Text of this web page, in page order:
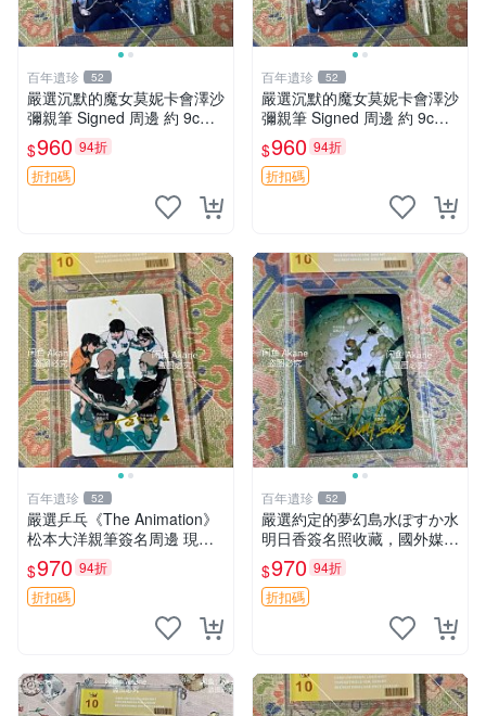
百年遺珍 52
嚴選沉默的魔女莫妮卡會澤沙
彌親筆 Signed 周邊 約 9cm×
9cm 現代收藏熱潮推薦 沉默
的魔女 莫妮卡 會澤沙彌 簽名
周邊 收藏照片 限量珍藏
$960 94折
折扣碼
百年遺珍 52
嚴選沉默的魔女莫妮卡會澤沙
彌親筆 Signed 周邊 約 9cm×
9cm 現代收藏熱潮推薦 沉默
的魔女 莫妮卡 會澤沙彌 簽名
周邊 收藏照片 限量珍藏
$960 94折
折扣碼
百年遺珍 52
嚴選乒乓《The Animation》
松本大洋親筆簽名周邊 現場
面簽國外收藏 直拍照留存 限
量版卡磚 周邊 庫存 收藏品
$970 94折
折扣碼
百年遺珍 52
嚴選約定的夢幻島水ぽすか水
明日香簽名照收藏，國外媒友
直送珍藏。9cm x 13cm 約定
的夢幻島 周邊 照片 親簽
$970 94折
折扣碼